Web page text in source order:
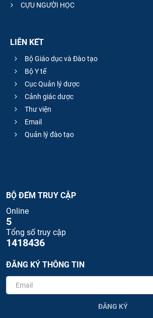
CỰU NGƯỜI HỌC
LIÊN KẾT
Bộ Giáo dục và Đào tạo
Bộ Y tế
Cục Quản lý dược
Cảnh giác dược
Thư viện
Email
Quản lý đào tạo
BỘ ĐẾM TRUY CẬP
Online
5
Tổng số truy cập
1418436
ĐĂNG KÝ THÔNG TIN
ĐĂNG KÝ